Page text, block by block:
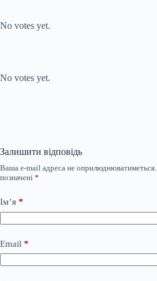
No votes yet.
No votes yet.
Залишити відповідь
Ваша e-mail адреса не оприлюднюватиметься.
позначені *
Ім’я *
Email *